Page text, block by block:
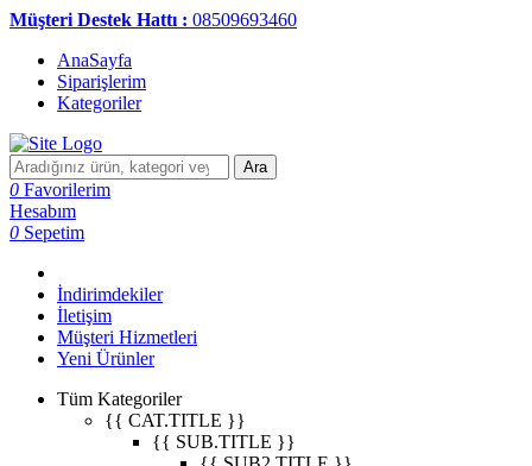
Müşteri Destek Hattı : 08509693460
AnaSayfa
Siparişlerim
Kategoriler
Ara
0 Favorilerim
Hesabım
0 Sepetim
İndirimdekiler
İletişim
Müşteri Hizmetleri
Yeni Ürünler
Tüm Kategoriler
{{ CAT.TITLE }}
{{ SUB.TITLE }}